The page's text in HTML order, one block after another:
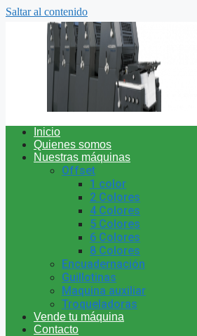
Saltar al contenido
Inicio
Quienes somos
Nuestras máquinas
Offset
1 color
2 Colores
4 Colores
5 Colores
6 Colores
8 Colores
Encuadernación
Guillotinas
Maquina auxiliar
Troqueladoras
Vende tu máquina
Contacto